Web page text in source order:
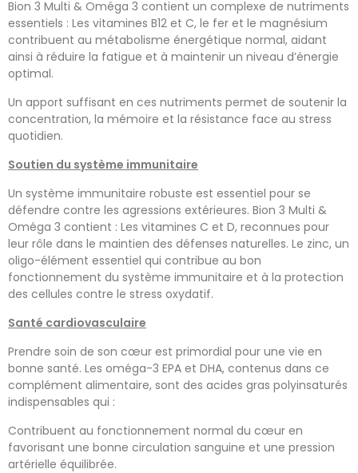
Bion 3 Multi & Oméga 3 contient un complexe de nutriments
essentiels : Les vitamines B12 et C, le fer et le magnésium
contribuent au métabolisme énergétique normal, aidant
ainsi à réduire la fatigue et à maintenir un niveau d’énergie
optimal.
Un apport suffisant en ces nutriments permet de soutenir la
concentration, la mémoire et la résistance face au stress
quotidien.
Soutien du système immunitaire
Un système immunitaire robuste est essentiel pour se
défendre contre les agressions extérieures. Bion 3 Multi &
Oméga 3 contient : Les vitamines C et D, reconnues pour
leur rôle dans le maintien des défenses naturelles. Le zinc, un
oligo-élément essentiel qui contribue au bon
fonctionnement du système immunitaire et à la protection
des cellules contre le stress oxydatif.
Santé cardiovasculaire
Prendre soin de son cœur est primordial pour une vie en
bonne santé. Les oméga-3 EPA et DHA, contenus dans ce
complément alimentaire, sont des acides gras polyinsaturés
indispensables qui :
Contribuent au fonctionnement normal du cœur en
favorisant une bonne circulation sanguine et une pression
artérielle équilibrée.